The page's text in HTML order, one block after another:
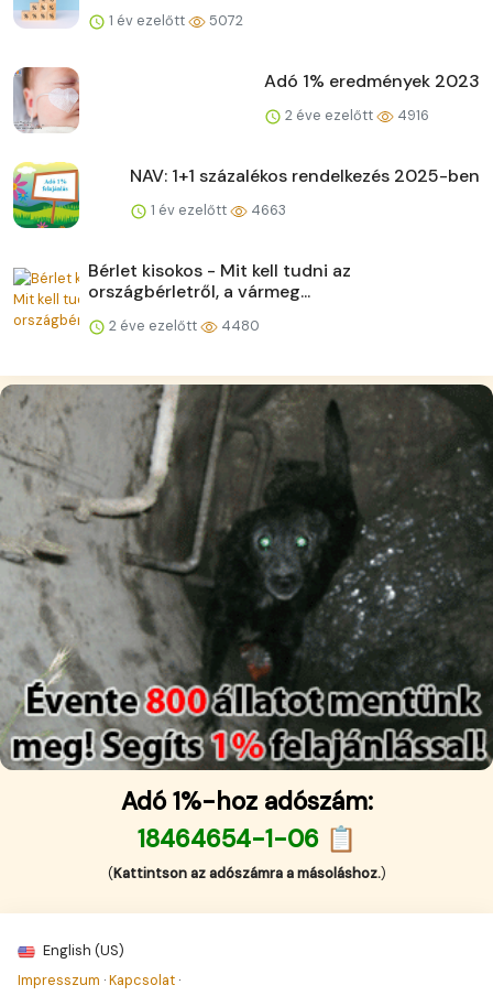
1 év ezelőtt 5072
Adó 1% eredmények 2023
2 éve ezelőtt 4916
NAV: 1+1 százalékos rendelkezés 2025-ben
1 év ezelőtt 4663
Bérlet kisokos - Mit kell tudni az
országbérletről, a vármeg...
2 éve ezelőtt 4480
Adó 1%-hoz adószám:
18464654-1-06 📋
(Kattintson az adószámra a másoláshoz.)
English (US)
Impresszum ·Kapcsolat ·